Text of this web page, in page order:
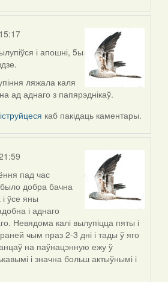
і апошні, 5ы
ляжала каля
ад аднаго з папярэднікаў.
каб пакідаць каментары.
пад час
добра бачна
ўсе яны
і аднаго
Невядома калі вылупіцца пяты і
чым праз 2-3 дні і тады ў яго
на паўнацэнную ежу ў
і значна больш актыўнымі і